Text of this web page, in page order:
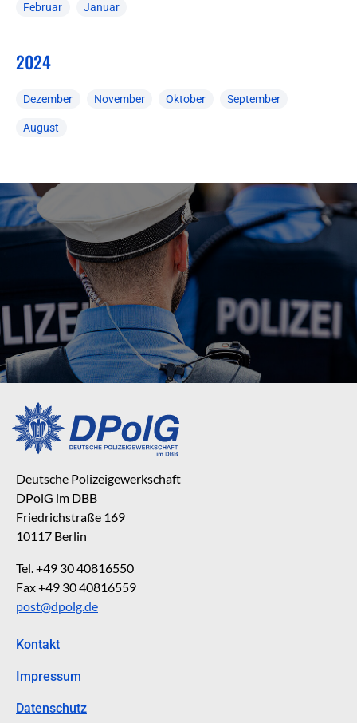
Februar Januar
2024
Dezember November Oktober September
August
Deutsche Polizeigewerkschaft
DPolG im DBB
Friedrichstraße 169
10117 Berlin
Tel. +49 30 40816550
Fax +49 30 40816559
post@dpolg.de
Kontakt
Impressum
Datenschutz